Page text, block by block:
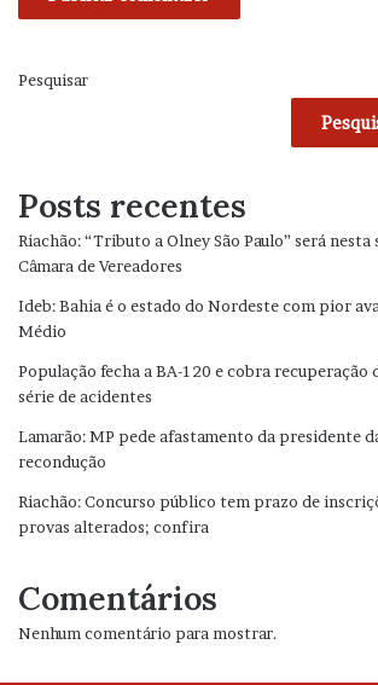
Pesquisar
Posts recentes
Riachão: “Tributo a Olney São Paulo” será nesta
Câmara de Vereadores
Ideb: Bahia é o estado do Nordeste com pior
Médio
População fecha a BA-120 e cobra recuperação
série de acidentes
Lamarão: MP pede afastamento da presidente
recondução
Riachão: Concurso público tem prazo de
provas alterados; confira
Comentários
Nenhum comentário para mostrar.